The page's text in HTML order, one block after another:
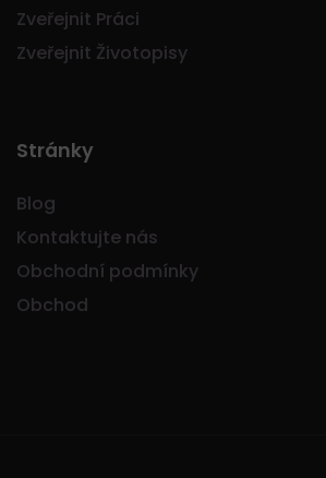
Zveřejnit Práci
Zveřejnit Životopisy
Stránky
Blog
Kontaktujte nás
Obchodní podmínky
Obchod